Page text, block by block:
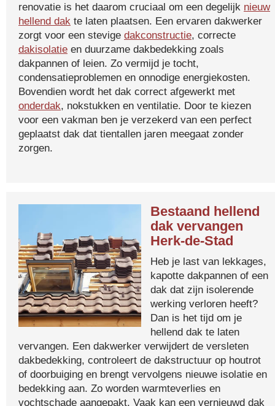
renovatie is het daarom cruciaal om een degelijk nieuw
hellend dak te laten plaatsen. Een ervaren dakwerker
zorgt voor een stevige dakconstructie, correcte
dakisolatie en duurzame dakbedekking zoals
dakpannen of leien. Zo vermijd je tocht,
condensatieproblemen en onnodige energiekosten.
Bovendien wordt het dak correct afgewerkt met
onderdak, nokstukken en ventilatie. Door te kiezen
voor een vakman ben je verzekerd van een perfect
geplaatst dak dat tientallen jaren meegaat zonder
zorgen.
Bestaand hellend
dak vervangen
Herk-de-Stad
Heb je last van lekkages,
kapotte dakpannen of een
dak dat zijn isolerende
werking verloren heeft?
Dan is het tijd om je
hellend dak te laten
vervangen. Een dakwerker verwijdert de versleten
dakbedekking, controleert de dakstructuur op houtrot
of doorbuiging en brengt vervolgens nieuwe isolatie en
bedekking aan. Zo worden warmteverlies en
vochtschade aangepakt. Vaak kan een vernieuwd dak